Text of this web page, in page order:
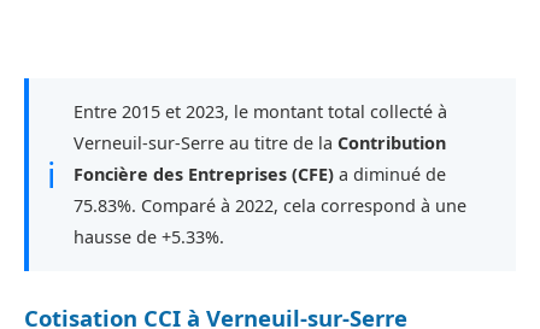
ℹ
Entre 2015 et 2023, le montant total collecté à
Verneuil-sur-Serre au titre de la Contribution
Foncière des Entreprises (CFE) a diminué de
75.83%. Comparé à 2022, cela correspond à une
hausse de +5.33%.
Cotisation CCI à Verneuil-sur-Serre